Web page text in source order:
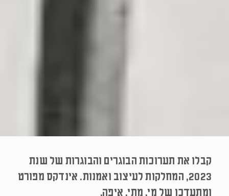
קבלו את תערוכות הבוגרים והבוגרות של שנת
2023, המחלקות לעיצוב ואמנות. אינדקס מפורט
ומתעדכן של מי, מתי, איפה.